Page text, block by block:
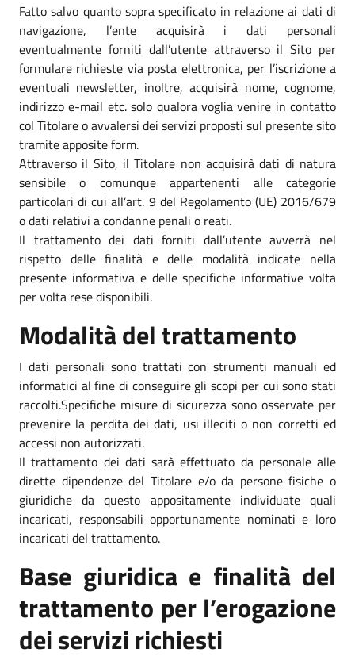
Fatto salvo quanto sopra specificato in relazione ai dati di
navigazione, l’ente acquisirà i dati personali
eventualmente forniti dall’utente attraverso il Sito per
formulare richieste via posta elettronica, per l’iscrizione a
eventuali newsletter, inoltre, acquisirà nome, cognome,
indirizzo e-mail etc. solo qualora voglia venire in contatto
col Titolare o avvalersi dei servizi proposti sul presente sito
tramite apposite form.
Attraverso il Sito, il Titolare non acquisirà dati di natura
sensibile o comunque appartenenti alle categorie
particolari di cui all’art. 9 del Regolamento (UE) 2016/679
o dati relativi a condanne penali o reati.
Il trattamento dei dati forniti dall’utente avverrà nel
rispetto delle finalità e delle modalità indicate nella
presente informativa e delle specifiche informative volta
per volta rese disponibili.
Modalità del trattamento
I dati personali sono trattati con strumenti manuali ed
informatici al fine di conseguire gli scopi per cui sono stati
raccolti.Specifiche misure di sicurezza sono osservate per
prevenire la perdita dei dati, usi illeciti o non corretti ed
accessi non autorizzati.
Il trattamento dei dati sarà effettuato da personale alle
dirette dipendenze del Titolare e/o da persone fisiche o
giuridiche da questo appositamente individuate quali
incaricati, responsabili opportunamente nominati e loro
incaricati del trattamento.
Base giuridica e finalità del
trattamento per l’erogazione
dei servizi richiesti